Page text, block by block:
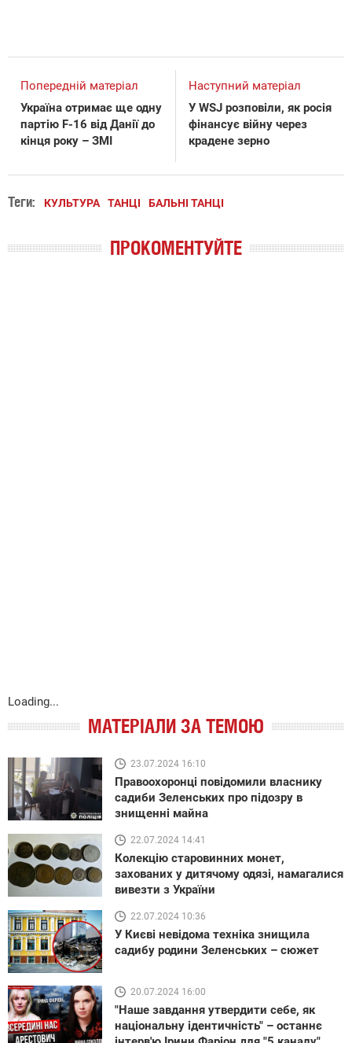
Попередній матеріал
Україна отримає ще одну
партію F-16 від Данії до
кінця року – ЗМІ
Наступний матеріал
У WSJ розповіли, як росія
фінансує війну через
крадене зерно
Теги: КУЛЬТУРА ТАНЦІ БАЛЬНІ ТАНЦІ
ПРОКОМЕНТУЙТЕ
Loading...
МАТЕРІАЛИ ЗА ТЕМОЮ
23.07.2024 16:10
Правоохоронці повідомили власнику
садиби Зеленських про підозру в
знищенні майна
22.07.2024 14:41
Колекцію старовинних монет,
захованих у дитячому одязі, намагалися
вивезти з України
22.07.2024 10:36
У Києві невідома техніка знищила
садибу родини Зеленських – сюжет
20.07.2024 16:00
"Наше завдання утвердити себе, як
національну ідентичність" – останнє